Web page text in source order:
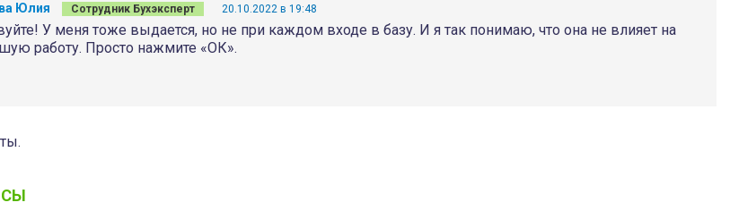
Юлия Сотрудник Бухэксперт 20.10.2022 в 19:48
У меня тоже выдается, но не при каждом входе в базу. И я так понимаю, что она не влияет на
работу. Просто нажмите «ОК».